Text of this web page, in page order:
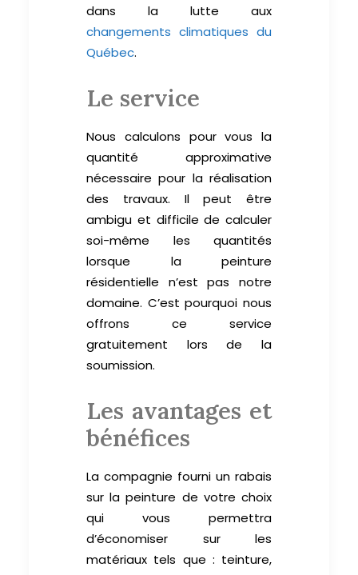
dans la lutte aux
changements climatiques du
Québec.
Le service
Nous calculons pour vous la
quantité approximative
nécessaire pour la réalisation
des travaux. Il peut être
ambigu et difficile de calculer
soi-même les quantités
lorsque la peinture
résidentielle n’est pas notre
domaine. C’est pourquoi nous
offrons ce service
gratuitement lors de la
soumission.
Les avantages et
bénéfices
La compagnie fourni un rabais
sur la peinture de votre choix
qui vous permettra
d’économiser sur les
matériaux tels que : teinture,